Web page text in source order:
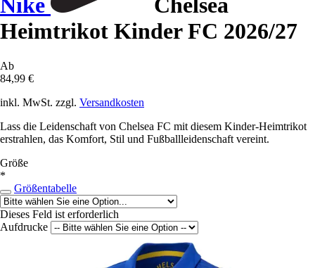
Nike
Chelsea
Heimtrikot Kinder FC 2026/27
Ab
84,99 €
inkl. MwSt. zzgl. Versandkosten
Lass die Leidenschaft von Chelsea FC mit diesem Kinder-Heimtrikot
erstrahlen, das Komfort, Stil und Fußballleidenschaft vereint.
Größe
*
Größentabelle
Dieses Feld ist erforderlich
Aufdrucke